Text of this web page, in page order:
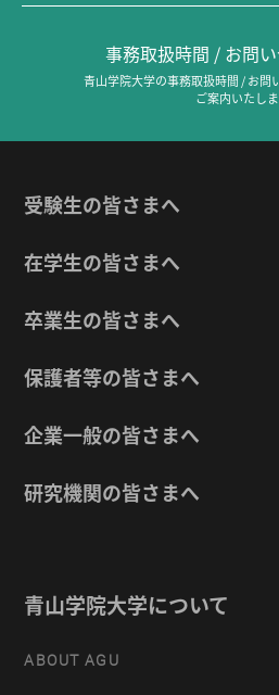
事務取扱時間 / お問
青山学院大学の事務取扱時間 / お問
ご案内いたし
受験生の皆さまへ
在学生の皆さまへ
卒業生の皆さまへ
保護者等の皆さまへ
企業一般の皆さまへ
研究機関の皆さまへ
青山学院大学について
ABOUT AGU